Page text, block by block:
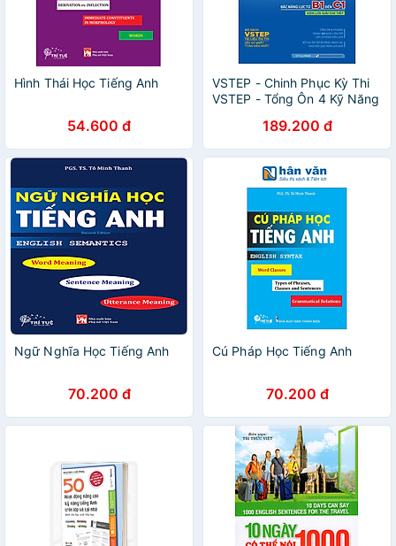
Hình Thái Học Tiếng Anh
54.600 đ
VSTEP - Chinh Phục Kỳ Thi
VSTEP - Tổng Ôn 4 Kỹ Năng
189.200 đ
Ngữ Nghĩa Học Tiếng Anh
70.200 đ
Cú Pháp Học Tiếng Anh
70.200 đ